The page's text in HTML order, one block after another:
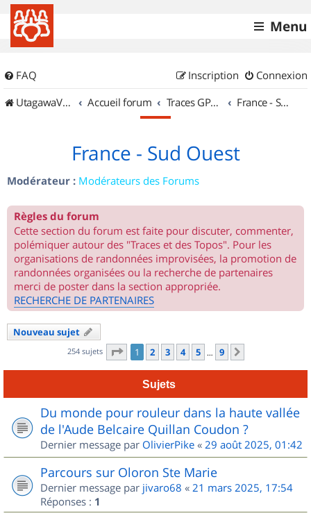
Menu
FAQ Connexion
Inscription
UtagawaVTT (Randos VTT et VTTAE avec traces GPS)
Accueil forum Traces GPS de randos VTT France - Sud Ouest
France - Sud Ouest
Modérateur : Modérateurs des Forums
Règles du forum
Cette section du forum est faite pour discuter, commenter,
polémiquer autour des "Traces et des Topos". Pour les
organisations de randonnées improvisées, la promotion de
randonnées organisées ou la recherche de partenaires
merci de poster dans la section appropriée.
RECHERCHE DE PARTENAIRES
Nouveau sujet
254 sujets Page 1sur
1 2 3 4 5 … 9
Sujets
Du monde pour rouleur dans la haute vallée
de l'Aude Belcaire Quillan Coudon ?
Dernier message par OlivierPike « 29 août 2025, 01:42
Parcours sur Oloron Ste Marie
Dernier message par jivaro68 « 21 mars 2025, 17:54
Réponses : 1